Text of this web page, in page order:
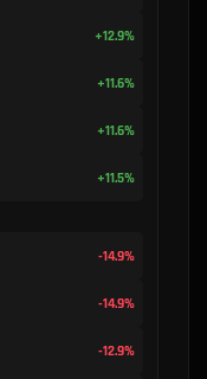
+12.9%
+11.6%
+11.6%
+11.5%
-14.9%
-14.9%
-12.9%